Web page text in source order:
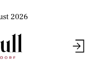
2026